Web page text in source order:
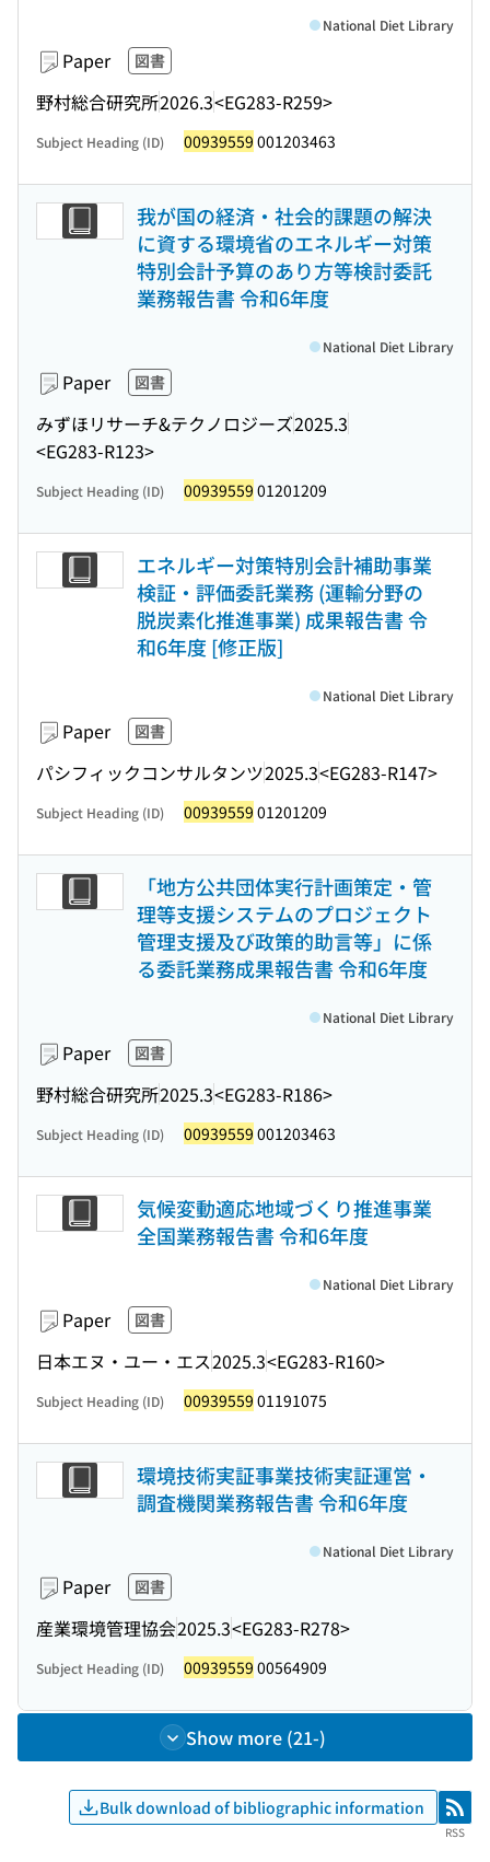
Paper 図書
野村総合研究所2026.3<EG283-R259>
National Diet Library
Subject Heading (ID) 00939559 001203463
我が国の経済・社会的課題の解決
に資する環境省のエネルギー対策
特別会計予算のあり方等検討委託
業務報告書 令和6年度
Paper 図書
みずほリサーチ&テクノロジーズ2025.3
<EG283-R123>
National Diet Library
Subject Heading (ID) 00939559 01201209
エネルギー対策特別会計補助事業
検証・評価委託業務 (運輸分野の
脱炭素化推進事業) 成果報告書 令
和6年度 [修正版]
Paper 図書
パシフィックコンサルタンツ2025.3<EG283-R147>
National Diet Library
Subject Heading (ID) 00939559 01201209
「地方公共団体実行計画策定・管
理等支援システムのプロジェクト
管理支援及び政策的助言等」に係
る委託業務成果報告書 令和6年度
Paper 図書
野村総合研究所2025.3<EG283-R186>
National Diet Library
Subject Heading (ID) 00939559 001203463
気候変動適応地域づくり推進事業
全国業務報告書 令和6年度
Paper 図書
日本エヌ・ユー・エス2025.3<EG283-R160>
National Diet Library
Subject Heading (ID) 00939559 01191075
環境技術実証事業技術実証運営・
調査機関業務報告書 令和6年度
Paper 図書
産業環境管理協会2025.3<EG283-R278>
National Diet Library
Subject Heading (ID) 00939559 00564909
Show more (21-)
Bulk download of bibliographic information RSS
RSS